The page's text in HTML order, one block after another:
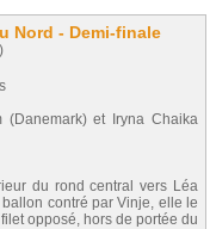
Nord - Demi-finale
et Iryna Chaika
du rond central vers Léa
contré par Vinje, elle le
opposé, hors de portée du